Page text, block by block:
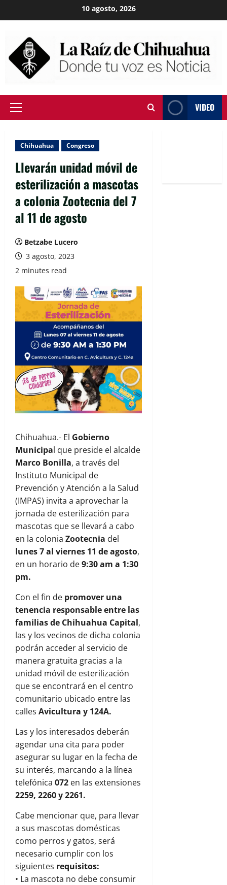
to
10 agosto, 2026
Primary
VIDEO
Chihuahua Congreso
Llevarán unidad móvil de
esterilización a mascotas
a colonia Zootecnia del 7
al 11 de agosto
Betzabe Lucero
3 agosto, 2023
2 minutes read
Chihuahua.- El Gobierno
Municipal que preside el alcalde
Marco Bonilla, a través del
Instituto Municipal de
Prevención y Atención a la Salud
(IMPAS) invita a aprovechar la
jornada de esterilización para
mascotas que se llevará a cabo
en la colonia Zootecnia del
lunes 7 al viernes 11 de agosto,
en un horario de9:30 am a 1:30
pm.
Con el fin de promover una
tenencia responsable entre las
familias de Chihuahua Capital,
las y los vecinos de dicha colonia
podrán acceder al servicio de
manera gratuita gracias a la
unidad móvil de esterilización
que se encontrará en el centro
comunitario ubicado entre las
calles Avicultura y 124A.
Las y los interesados deberán
agendar una cita para poder
asegurar su lugar en la fecha de
su interés, marcando a la línea
telefónica 072 en las extensiones
2259, 2260 y 2261.
Cabe mencionar que, para llevar
a sus mascotas domésticas
como perros y gatos, será
necesario cumplir con los
siguientes requisitos:
• La mascota no debe consumir